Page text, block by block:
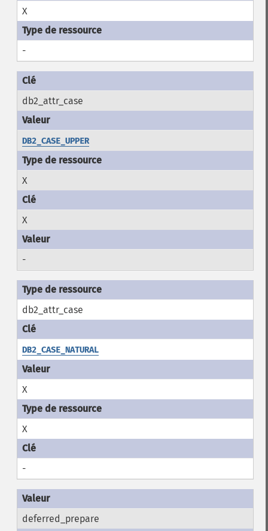
X
-
db2_attr_case
DB2_CASE_UPPER
X
X
-
db2_attr_case
DB2_CASE_NATURAL
X
X
-
deferred_prepare